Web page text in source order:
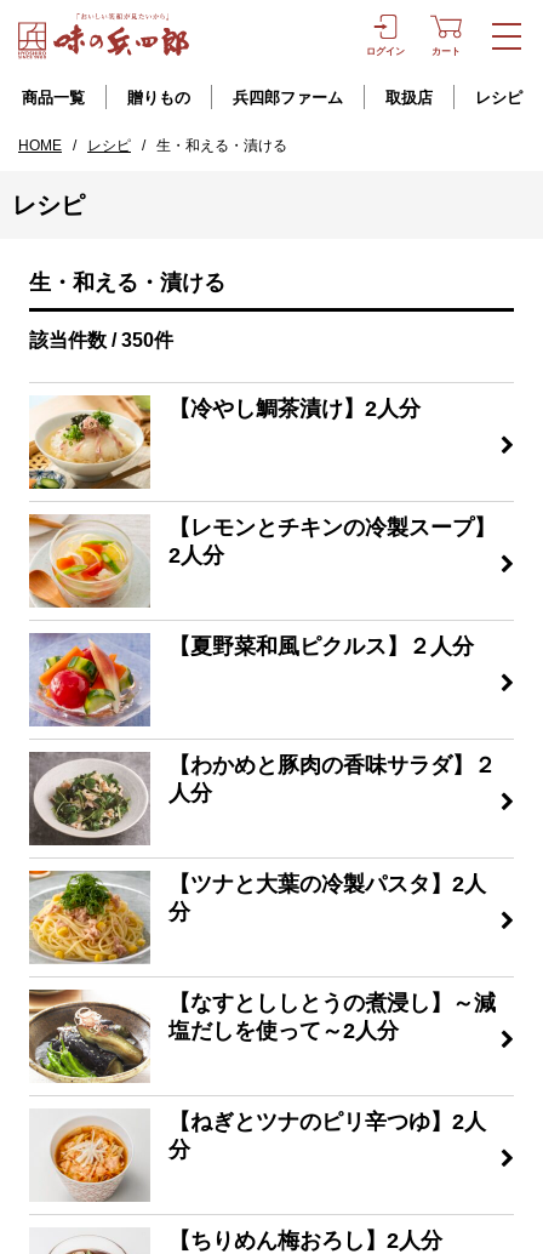
ログイン カート
商品一覧 贈りもの 兵四郎ファーム 取扱店 レシピ
HOME / レシピ / 生・和える・漬ける
レシピ
生・和える・漬ける
該当件数 / 350件
【冷やし鯛茶漬け】2人分
【レモンとチキンの冷製スープ】
2人分
【夏野菜和風ピクルス】２人分
【わかめと豚肉の香味サラダ】２
人分
【ツナと大葉の冷製パスタ】2人
分
【なすとししとうの煮浸し】～減
塩だしを使って～2人分
【ねぎとツナのピリ辛つゆ】2人
分
【ちりめん梅おろし】2人分